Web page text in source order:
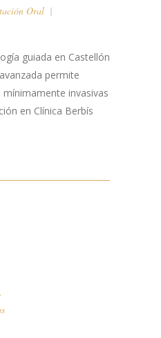
Oral
guiada en Castellón
permite
invasivas
en Clínica Berbís
,